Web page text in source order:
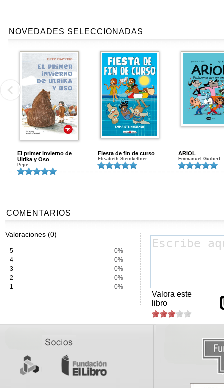
NOVEDADES SELECCIONADAS
El primer invierno de
Ulrika y Oso
Pepe
Fiesta de fin de curso
Elisabeth Steinkellner
ARIOL
Emmanuel Guibert
COMENTARIOS
Valoraciones (0)
5
0%
4
0%
3
0%
2
0%
1
0%
Valora este
libro